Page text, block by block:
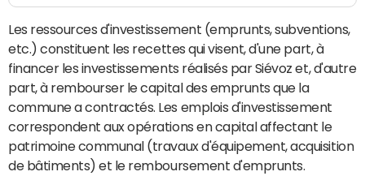
Les ressources d'investissement (emprunts, subventions,
etc.) constituent les recettes qui visent, d'une part, à
financer les investissements réalisés par Siévoz et, d'autre
part, à rembourser le capital des emprunts que la
commune a contractés. Les emplois d'investissement
correspondent aux opérations en capital affectant le
patrimoine communal (travaux d'équipement, acquisition
de bâtiments) et le remboursement d'emprunts.